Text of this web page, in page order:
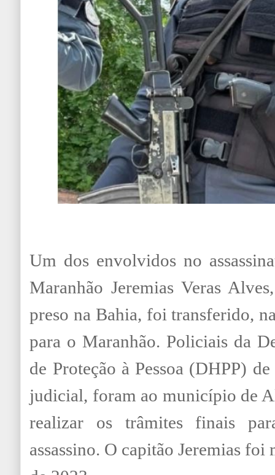
Um dos envolvidos no
Maranhão Jeremias Veras
preso na Bahia, foi transferido,
para o Maranhão. Policiais da
de Proteção à Pessoa (DHPP)
judicial, foram ao município de
realizar os trâmites finais
assassino. O capitão Jeremias